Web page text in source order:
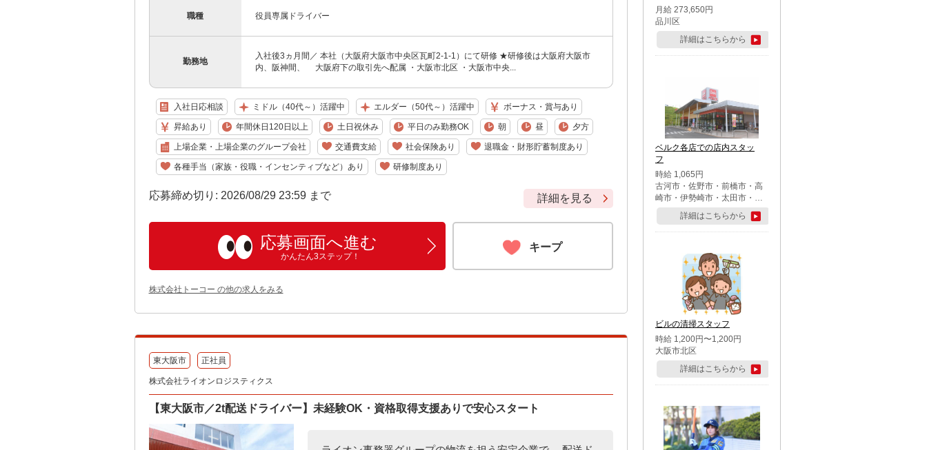
職種 役員専属ドライバー
勤務地
入社後3ヵ月間／ 本社（大阪府大阪市中央区瓦町2-1-1）にて研修 ★研修後は大阪府大阪市
内、阪神間、 大阪府下の取引先へ配属 ・大阪市北区 ・大阪市中央...
入社日応相談 ミドル（40代～）活躍中 エルダー（50代～）活躍中 ボーナス・賞与あり
昇給あり 年間休日120日以上 土日祝休み 平日のみ勤務OK 朝 昼 夕方
上場企業・上場企業のグループ会社 交通費支給 社会保険あり 退職金・財形貯蓄制度あり
各種手当（家族・役職・インセンティブなど）あり 研修制度あり
応募締め切り: 2026/08/29 23:59 まで 詳細を見る
応募画面へ進む
かんたん3ステップ！
キープ
株式会社トーコー の他の求人をみる
東大阪市 正社員
株式会社ライオンロジスティクス
【東大阪市／2t配送ドライバー】未経験OK・資格取得支援ありで安心スタート
月給 273,650円
品川区
詳細はこちらから
ベルク各店での店内スタッ
フ
時給 1,065円
古河市・佐野市・前橋市・高
崎市・伊勢崎市・太田市・館
林市・藤岡市・大泉町・さい
たま市北区・川越市・熊谷
市・行田市・秩父市・所沢
市・鶴ケ島市・千葉市中央
区・市川市・松戸市・習志野
市・柏市・流山市・八千代
市・足立区・江戸川区・八王
子市・町田市
詳細はこちらから
ビルの清掃スタッフ
時給 1,200円〜1,200円
大阪市北区
詳細はこちらから